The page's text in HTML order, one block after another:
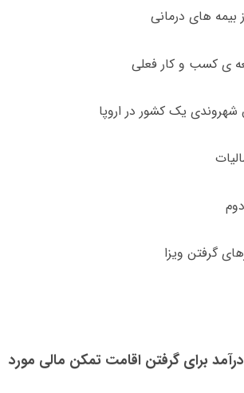
بیمه های درمانی
ی کسب و کار فعلی
شهروندی یک کشور در اروپا
گرفتن ویزا
برای گرفتن اقامت تمکن مالی مورد